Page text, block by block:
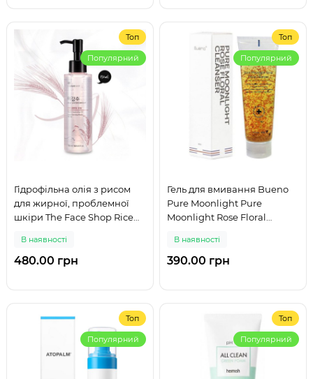
Топ
Популярний
Гідрофільна олія з рисом
для жирної, проблемної
шкіри The Face Shop Rice
Light Oil 150 мл
В наявності
480.00 грн
Топ
Популярний
Гель для вмивання Bueno
Pure Moonlight Pure
Moonlight Rose Floral
В наявності
390.00 грн
Топ
Популярний
Топ
Популярний